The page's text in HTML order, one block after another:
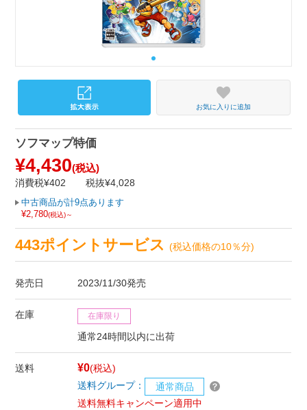
お気に入りに追加
ソフマップ特価
¥4,430(税込)
消費税¥402 税抜¥4,028
中古商品が計9点あります
¥2,780(税込)～
443ポイントサービス(税込価格の10％分)
発売日 2023/11/30発売
在庫 在庫限り
通常24時間以内に出荷
送料 ¥0(税込)
送料グループ：
通常商品
送料無料キャンペーン適用中